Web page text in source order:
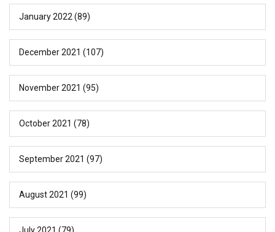
January 2022 (89)
December 2021 (107)
November 2021 (95)
October 2021 (78)
September 2021 (97)
August 2021 (99)
July 2021 (79)